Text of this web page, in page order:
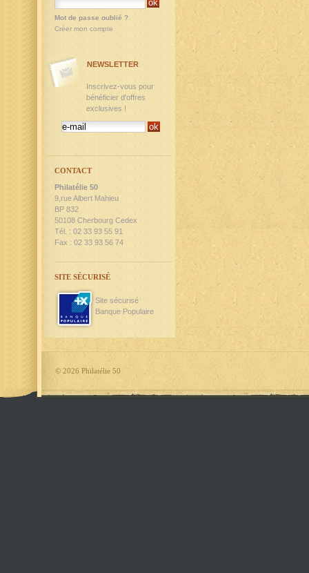
Mot de passe oublié ?
Créer mon compte
NEWSLETTER
Inscrivez-vous pour
bénéficier d'offres
exclusives !
CONTACT
Philatélie 50
9,rue Albert Mahieu
BP 832
50108 Cherbourg Cedex
Tél. : 02 33 93 55 91
Fax : 02 33 93 56 74
SITE SÉCURISÉ
Site sécurisé
Banque Populaire
© 2026 Philatélie 50